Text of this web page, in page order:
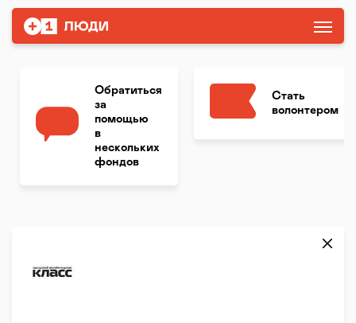
Обратиться
за
помощью
в
нескольких
фондов
Стать
волонтером